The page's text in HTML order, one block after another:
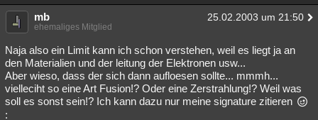
mb 25.02.2003 um 21:50
ehemaliges Mitglied
Naja also ein Limit kann ich schon verstehen, weil es liegt ja an
den Materialien und der leitung der Elektronen usw...
Aber wieso, dass der sich dann aufloesen sollte... mmmh...
vielleciht so eine Art Fusion!? Oder eine Zerstrahlung!? Weil was
soll es sonst sein!? Ich kann dazu nur meine signature zitieren
: